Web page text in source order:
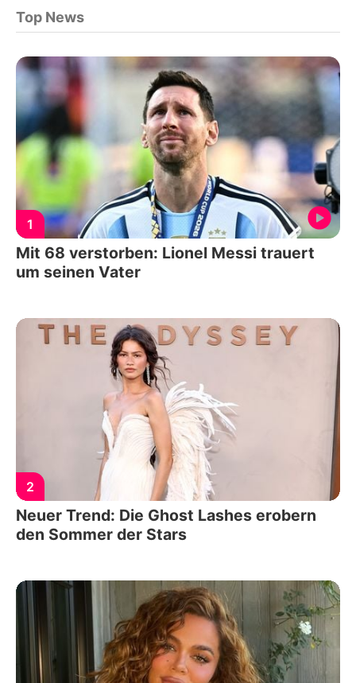
Top News
1
Mit 68 verstorben: Lionel Messi trauert
um seinen Vater
2
Neuer Trend: Die Ghost Lashes erobern
den Sommer der Stars